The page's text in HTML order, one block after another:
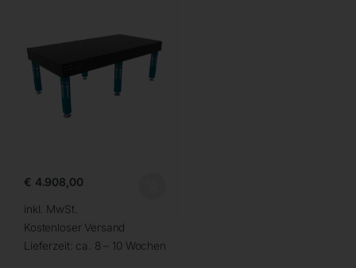
€ 4.908,00
inkl. MwSt.
Kostenloser Versand
Lieferzeit: ca. 8 – 10 Wochen